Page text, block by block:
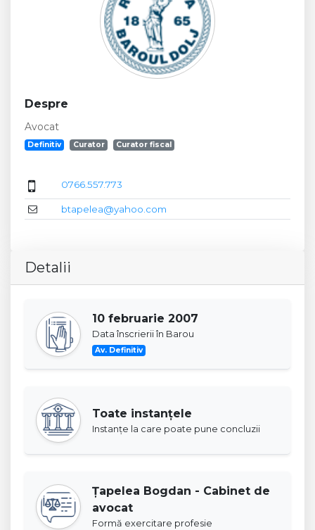
Despre
Avocat
Definitiv Curator Curator fiscal
0766.557.773
btapelea@yahoo.com
Detalii
10 februarie 2007
Data înscrierii în Barou
Av. Definitiv
Toate instanţele
Instanţe la care poate pune concluzii
Ţapelea Bogdan - Cabinet de
avocat
Formă exercitare profesie